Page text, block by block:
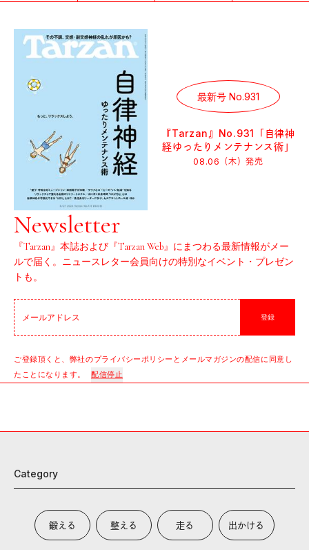
最新号 No.931
『Tarzan』No.931「自律神
経ゆったりメンテナンス術」
08.06（木）発売
Newsletter
『Tarzan』本誌および『Tarzan Web』にまつわる最新情報がメー
ルで届く。ニュースレター会員向けの特別なイベント・プレゼン
トも。
登録
ご登録頂くと、弊社のプライバシーポリシーとメールマガジンの配信に同意し
たことになります。
配信停止
Category
鍛える 整える 走る 出かける